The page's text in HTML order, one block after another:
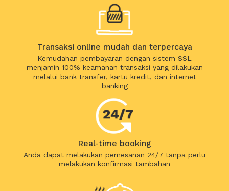
Transaksi online mudah dan terpercaya
Kemudahan pembayaran dengan sistem SSL
menjamin 100% keamanan transaksi yang dilakukan
melalui bank transfer, kartu kredit, dan internet
banking
Real-time booking
Anda dapat melakukan pemesanan 24/7 tanpa perlu
melakukan konfirmasi tambahan